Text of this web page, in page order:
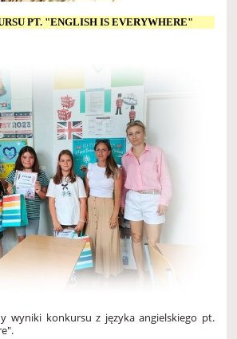
PT. "ENGLISH IS EVERYWHERE"
wyniki konkursu z języka angielskiego pt.